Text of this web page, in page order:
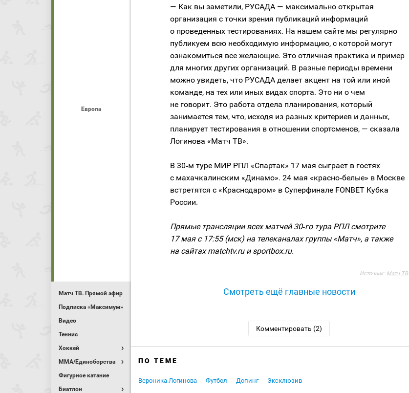
Европа
Матч ТВ. Прямой эфир
Подписка «Максимум»
Видео
Теннис
Хоккей
MMA/Единоборства
Фигурное катание
Биатлон
— Как вы заметили, РУСАДА — максимально открытая
организация с точки зрения публикаций информаций
о проведенных тестированиях. На нашем сайте мы регулярно
публикуем всю необходимую информацию, с которой могут
ознакомиться все желающие. Это отличная практика и пример
для многих других организаций. В разные периоды времени
можно увидеть, что РУСАДА делает акцент на той или иной
команде, на тех или иных видах спорта. Это ни о чем
не говорит. Это работа отдела планирования, который
занимается тем, что, исходя из разных критериев и данных,
планирует тестирования в отношении спортсменов, — сказала
Логинова «Матч ТВ».
В 30‑м туре МИР РПЛ «Спартак» 17 мая сыграет в гостях
с махачкалинским «Динамо». 24 мая «красно‑белые» в Москве
встретятся с «Краснодаром» в Суперфинале FONBET Кубка
России.
Прямые трансляции всех матчей 30‑го тура РПЛ смотрите
17 мая с 17:55 (мск) на телеканалах группы «Матч», а также
на сайтах matchtv.ru и sportbox.ru.
Источник: Матч ТВ
Смотреть ещё главные новости
Комментировать (2)
ПО ТЕМЕ
Вероника Логинова Футбол Допинг Эксклюзив